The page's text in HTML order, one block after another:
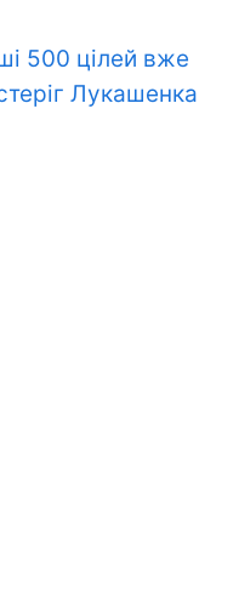
500 цілей вже
Лукашенка